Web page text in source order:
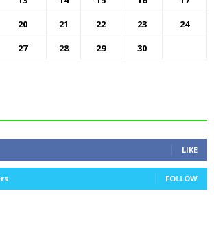
20 21 22 23
24
27 28 29
30
LIKE
FOLLOW